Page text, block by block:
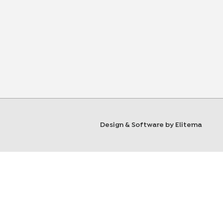
Design & Software by Elitema